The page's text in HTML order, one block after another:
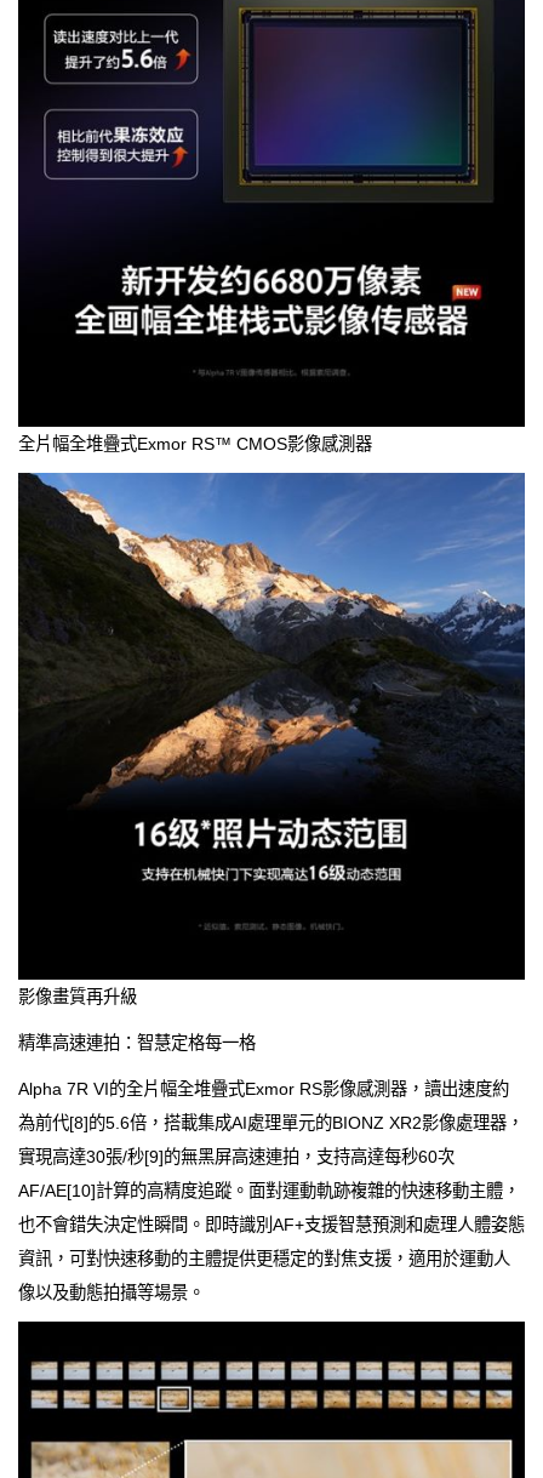
全片幅全堆疊式Exmor RS™ CMOS影像感測器
影像畫質再升級
精準高速連拍：智慧定格每一格
Alpha 7R VI的全片幅全堆疊式Exmor RS影像感測器，讀出速度約
為前代[8]的5.6倍，搭載集成AI處理單元的BIONZ XR2影像處理器，
實現高達30張/秒[9]的無黑屏高速連拍，支持高達每秒60次
AF/AE[10]計算的高精度追蹤。面對運動軌跡複雜的快速移動主體，
也不會錯失決定性瞬間。即時識別AF+支援智慧預測和處理人體姿態
資訊，可對快速移動的主體提供更穩定的對焦支援，適用於運動人
像以及動態拍攝等場景。